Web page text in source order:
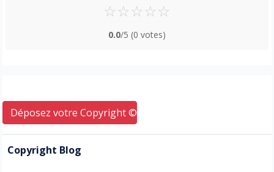
Déposez votre Copyright © ici
Copyright Blog
☆☆☆☆☆
0.0/5 (0 votes)